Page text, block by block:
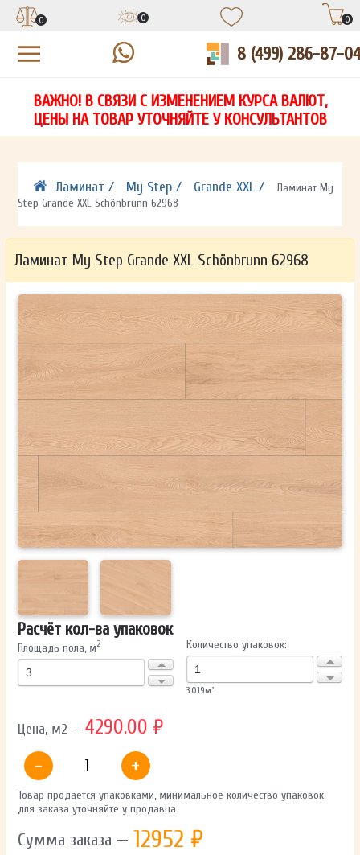
НА
СВЯЖЕТСЯ С ВАМИ В ТЕЧЕНИЕ 15 МИНУТ
Ваши данные не будут переданы третьим лицам
ЗАПОЛНИТЕ ФОРМУ И НАШ МЕНЕДЖЕР
СВЯЖЕТСЯ С ВАМИ В ТЕЧЕНИЕ 15 МИНУТ
Ваши данные не будут переданы третьим лицам
ЗАПОЛНИТЕ ФОРМУ И НАШ МЕНЕДЖЕР
СВЯЖЕТСЯ С ВАМИ В ТЕЧЕНИЕ 15 МИНУТ
Ваши данные не будут переданы третьим лицам
0 0 0
8 (499) 286-87-04
ВАЖНО! В СВЯЗИ С ИЗМЕНЕНИЕМ КУРСА ВАЛЮТ,
ЦЕНЫ НА ТОВАР УТОЧНЯЙТЕ У КОНСУЛЬТАНТОВ
Ламинат / My Step / Grande XXL /
Ламинат My
Step Grande XXL Schönbrunn 62968
Ламинат My Step Grande XXL Schönbrunn 62968
Расчёт кол-ва упаковок
Площадь пола, м2 Количество упаковок:
3.019м²
Цена, м2 — 4290.00 ₽
-
+
Товар продается упаковками, минимальное количество упаковок
для заказа уточняйте у продавца
Сумма заказа — 12952 ₽